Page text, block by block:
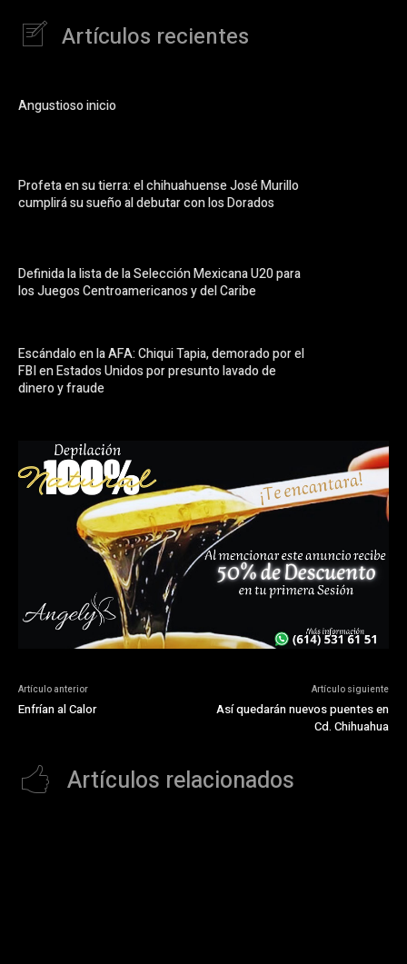
Artículos recientes
Angustioso inicio
Profeta en su tierra: el chihuahuense José Murillo
cumplirá su sueño al debutar con los Dorados
Definida la lista de la Selección Mexicana U20 para
los Juegos Centroamericanos y del Caribe
Escándalo en la AFA: Chiqui Tapia, demorado por el
FBI en Estados Unidos por presunto lavado de
dinero y fraude
Artículo anterior
Enfrían al Calor
Artículo siguiente
Así quedarán nuevos puentes en
Cd. Chihuahua
Artículos relacionados